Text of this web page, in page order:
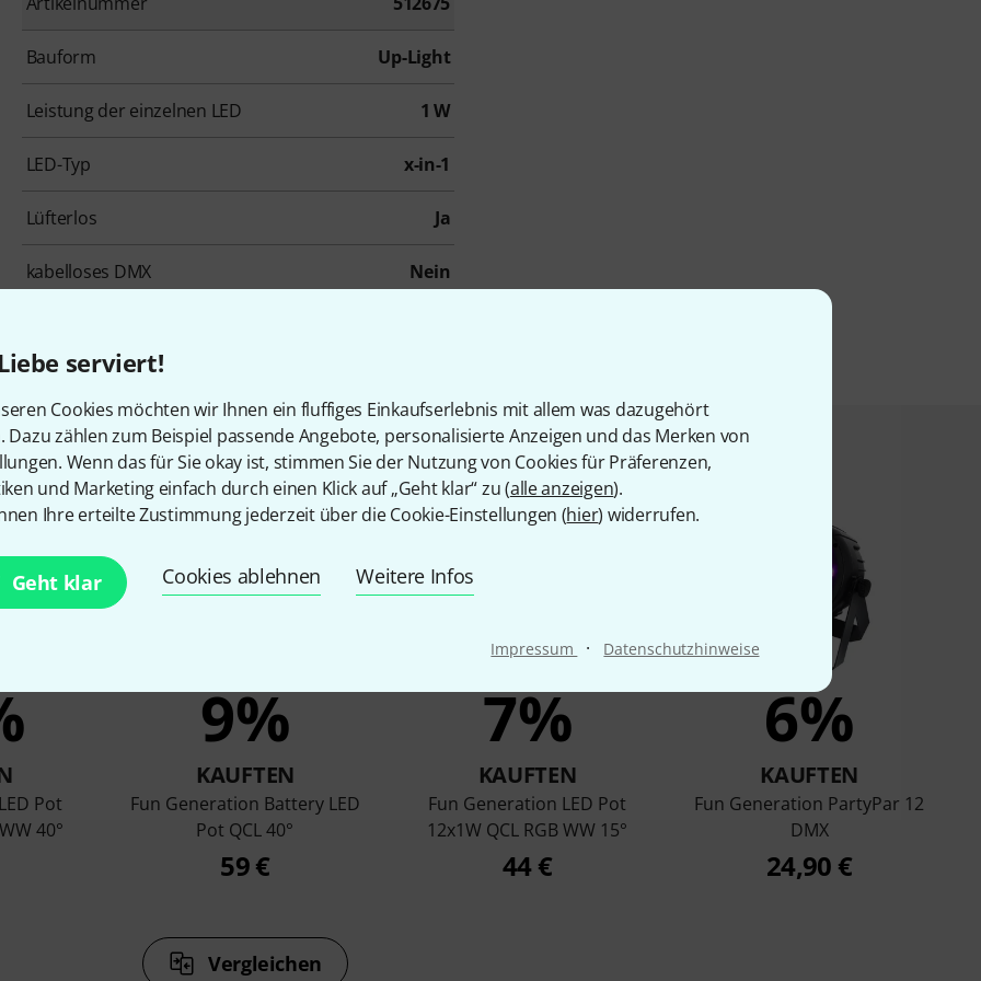
serviert!
Cookies möchten wir Ihnen ein fluffiges Einkaufserlebnis mit allem was dazugehört
Dazu zählen zum Beispiel passende Angebote, personalisierte Anzeigen und das Merken von
Wenn das für Sie okay ist, stimmen Sie der Nutzung von Cookies für Präferenzen,
und Marketing einfach durch einen Klick auf „Geht klar“ zu (alle anzeigen).
Ihre erteilte Zustimmung jederzeit über die Cookie-Einstellungen (hier) widerrufen.
Geht klar Cookies ablehnen Weitere Infos
Impressum · Datenschutzhinweise
Bauform Up-Light
Leistung der einzelnen LED 1 W
LED-Typ x-in-1
Lüfterlos Ja
kabelloses DMX Nein
die sich dieses Produkt angesehen haben
Pot
40°
9%
KAUFTEN
Fun Generation Battery LED
Pot QCL 40°
59 €
7%
KAUFTEN
Fun Generation LED Pot
12x1W QCL RGB WW 15°
44 €
6%
KAUFTEN
Fun Generation PartyPar 12
DMX
24,90 €
Vergleichen